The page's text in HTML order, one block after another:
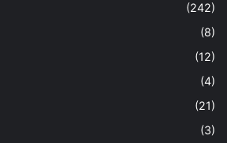
(242)
(8)
(12)
(4)
(21)
(3)